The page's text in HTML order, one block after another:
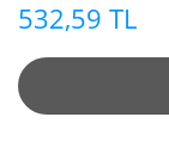
532,59 TL